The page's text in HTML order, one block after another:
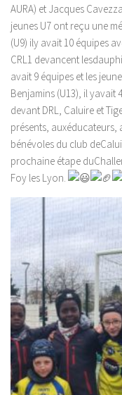
AURA) et Jacques
jeunes U7 ont reçu une
(U9) ily avait 10 équipes
CRL1 devancent
avait 9 équipes et les
Benjamins (U13), il yavait
devant DRL, Caluire et
présents, auxéducateurs,
bénévoles du club
prochaine étape
Foy les Lyon.